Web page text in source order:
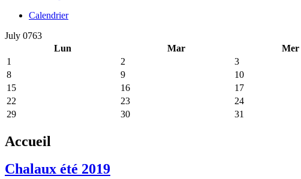
Calendrier
July 0763
Lun
Mar Mer
1
2 3
8
9 10
15
16 17
22
23 24
29
30 31
Accueil
Chalaux été 2019